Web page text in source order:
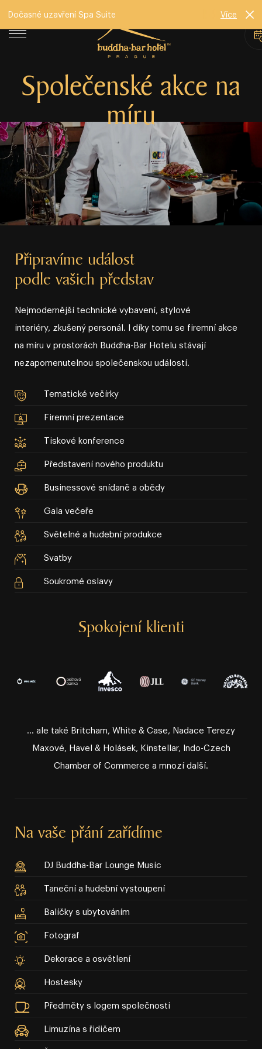
Společenské akce na
míru
Připravíme událost
podle vašich představ
Nejmodernější technické vybavení, stylové
interiéry, zkušený personál. I díky tomu se firemní akce
na míru v prostorách Buddha⁠⁠⁠⁠⁠⁠⁠⁠-⁠⁠⁠⁠⁠⁠⁠⁠Bar Hotelu stávají
nezapomenutelnou společenskou událostí.
Tematické večírky
Firemní prezentace
Tiskové konference
Představení nového produktu
Businessové snídaně a obědy
Gala večeře
Světelné a hudební produkce
Svatby
Soukromé oslavy
Spokojení klienti
… ale také Britcham, White & Case, Nadace Terezy
Maxové, Havel & Holásek, Kinstellar, Indo⁠⁠⁠⁠⁠⁠⁠⁠⁠⁠-⁠⁠⁠⁠⁠⁠⁠⁠⁠⁠Czech
Chamber of Commerce a mnozí další.
Na vaše přání zařídíme
DJ Buddha⁠⁠⁠⁠⁠-⁠⁠⁠⁠⁠Bar Lounge Music
Taneční a hudební vystoupení
Balíčky s ubytováním
Fotograf
Dekorace a osvětlení
Hostesky
Předměty s logem společnosti
Limuzína s řidičem
Dočasné uzavření Spa Suite Více